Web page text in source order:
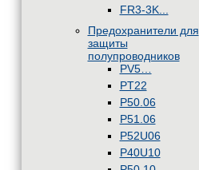
FR3-3K...
Предохранители для
защиты
полупроводников
PV5…
PT22
P50.06
P51.06
P52U06
P40U10